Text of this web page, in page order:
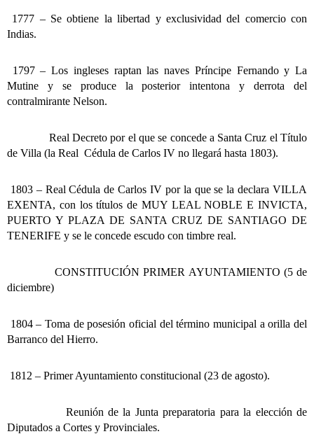
1777 – Se obtiene la libertad y exclusividad del comercio con
Indias.
1797 – Los ingleses raptan las naves Príncipe Fernando y La
Mutine y se produce la posterior intentona y derrota del
contralmirante Nelson.
Real Decreto por el que se concede a Santa Cruz el Título
de Villa (la Real Cédula de Carlos IV no llegará hasta 1803).
1803 – Real Cédula de Carlos IV por la que se la declara VILLA
EXENTA, con los títulos de MUY LEAL NOBLE E INVICTA,
PUERTO Y PLAZA DE SANTA CRUZ DE SANTIAGO DE
TENERIFE y se le concede escudo con timbre real.
CONSTITUCIÓN PRIMER AYUNTAMIENTO (5 de
diciembre)
1804 – Toma de posesión oficial del término municipal a orilla del
Barranco del Hierro.
1812 – Primer Ayuntamiento constitucional (23 de agosto).
Reunión de la Junta preparatoria para la elección de
Diputados a Cortes y Provinciales.